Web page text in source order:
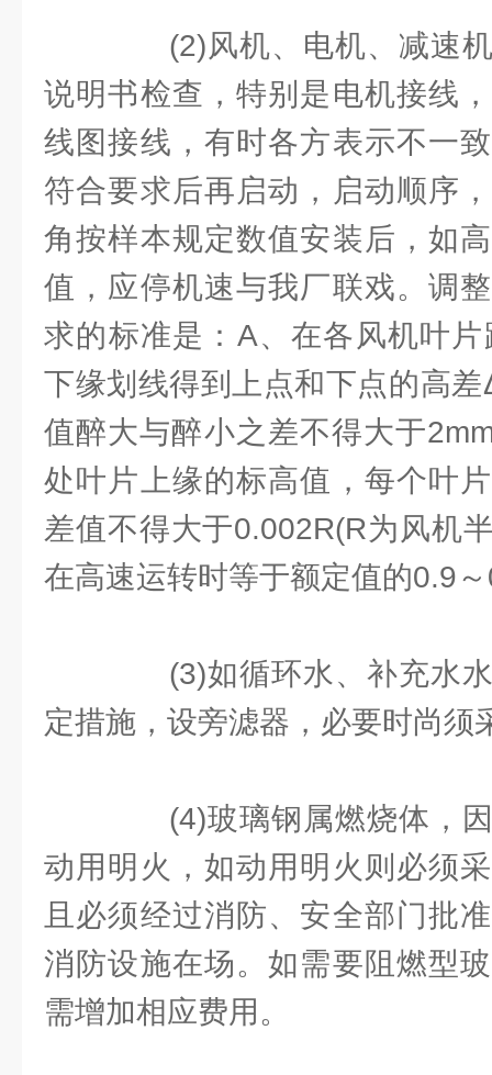
(2)风机、电机、减速机
说明书检查，特别是电机接线
线图接线，有时各方表示不一
符合要求后再启动，启动顺序
角按样本规定数值安装后，如
值，应停机速与我厂联戏。调
求的标准是：A、在各风机叶
下缘划线得到上点和下点的高
值醉大与醉小之差不得大于
处叶片上缘的标高值，每个叶
差值不得大于0.002R(R为风机
在高速运转时等于额定值的0.9
(3)如循环水、补充水水
定措施，设旁滤器，必要时尚须
(4)玻璃钢属燃烧体，因
动用明火，如动用明火则必须
且必须经过消防、安全部门批
消防设施在场。如需要阻燃型
需增加相应费用。